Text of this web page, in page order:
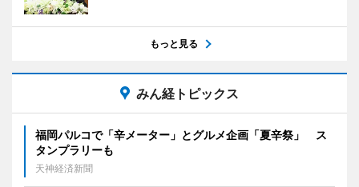
もっと見る
みん経トピックス
福岡パルコで「辛メーター」とグルメ企画「夏辛祭」 ス
タンプラリーも
天神経済新聞